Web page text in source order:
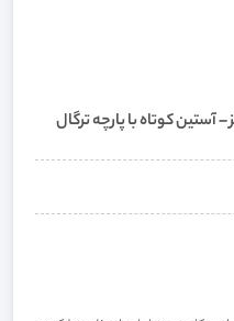
کوتاه با پارچه ترگال